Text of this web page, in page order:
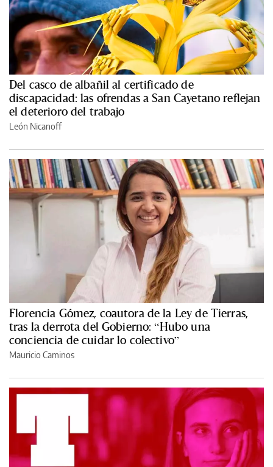
Del casco de albañil al certificado de
discapacidad: las ofrendas a San Cayetano reflejan
el deterioro del trabajo
León Nicanoff
Florencia Gómez, coautora de la Ley de Tierras,
tras la derrota del Gobierno: “Hubo una
conciencia de cuidar lo colectivo”
Mauricio Caminos